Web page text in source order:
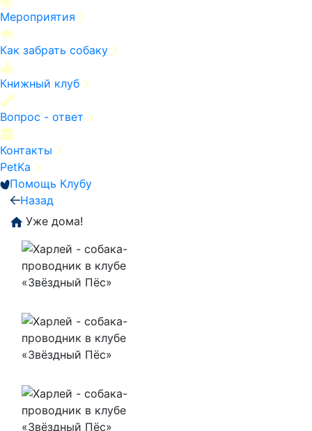
Мероприятия
Как забрать собаку
Книжный клуб
Вопрос - ответ
Контакты
PetKa
Помощь Клубу
Назад
Уже дома!